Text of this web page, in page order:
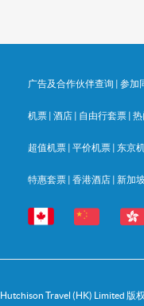
广告及合作伙伴查询 | 参加
机票 | 酒店 | 自由行套票 | 热
超值机票 | 平价机票 | 东京
特惠套票 | 香港酒店 | 新加
Hutchison Travel (HK) Limited 版权